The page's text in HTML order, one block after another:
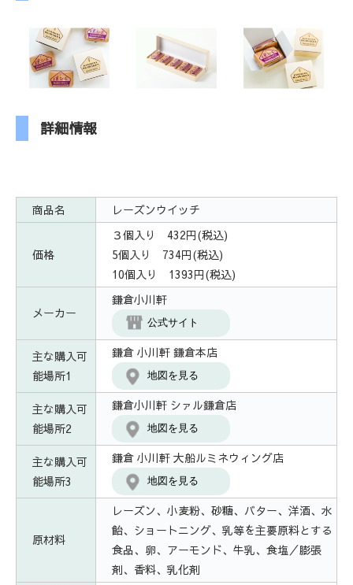
詳細情報
商品名 レーズンウイッチ
価格
３個入り 432円(税込)
5個入り 734円(税込)
10個入り 1393円(税込)
メーカー
鎌倉小川軒
公式サイト
主な購入可
能場所1
鎌倉 小川軒 鎌倉本店
地図を見る
主な購入可
能場所2
鎌倉小川軒 シァル鎌倉店
地図を見る
主な購入可
能場所3
鎌倉 小川軒 大船ルミネウィング店
地図を見る
原材料
レーズン、小麦粉、砂糖、バター、洋酒、水
飴、ショートニング、乳等を主要原料とする
食品、卵、アーモンド、牛乳、食塩／膨張
剤、香料、乳化剤